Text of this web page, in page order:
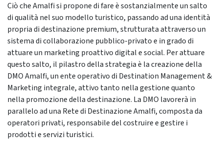
Ciò che Amalfi si propone di fare è sostanzialmente un salto
di qualità nel suo modello turistico, passando ad una identità
propria di destinazione premium, strutturata attraverso un
sistema di collaborazione pubblico-privato e in grado di
attuare un marketing proattivo digital e social. Per attuare
questo salto, il pilastro della strategia è la creazione della
DMO Amalfi, un ente operativo di Destination Management &
Marketing integrale, attivo tanto nella gestione quanto
nella promozione della destinazione. La DMO lavorerà in
parallelo ad una Rete di Destinazione Amalfi, composta da
operatori privati, responsabile del costruire e gestire i
prodotti e servizi turistici.